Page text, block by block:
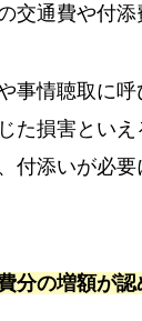
通費や付添
事情聴取に
た損害とい
付添いが必
分の増額が認